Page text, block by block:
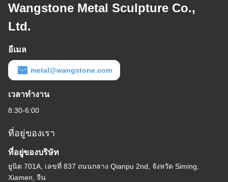
Wangstone Metal Sculpture Co.,
Ltd.
อีเมล
metal@wangstone.com
เวลาทำงาน
8:30-6:00
ที่อยู่ของเรา
ที่อยู่ของบริษัท
ยูนิต 701A, เลขที่ 837 ถนนกลาง Qianpu 2nd, จังหวัด Siming,
Xiamen, จีน